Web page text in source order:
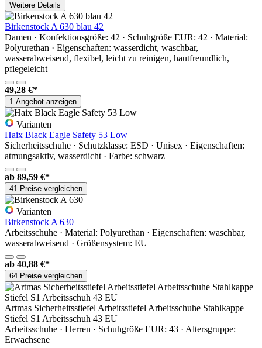
Weitere Details
Birkenstock A 630 blau 42
Damen · Konfektionsgröße: 42 · Schuhgröße EUR: 42 · Material:
Polyurethan · Eigenschaften: wasserdicht, waschbar,
wasserabweisend, flexibel, leicht zu reinigen, hautfreundlich,
pflegeleicht
49,28 €*
1 Angebot anzeigen
Varianten
Haix Black Eagle Safety 53 Low
Sicherheitsschuhe · Schutzklasse: ESD · Unisex · Eigenschaften:
atmungsaktiv, wasserdicht · Farbe: schwarz
ab 89,59 €*
41 Preise vergleichen
Varianten
Birkenstock A 630
Arbeitsschuhe · Material: Polyurethan · Eigenschaften: waschbar,
wasserabweisend · Größensystem: EU
ab 40,88 €*
64 Preise vergleichen
Artmas Sicherheitsstiefel Arbeitsstiefel Arbeitsschuhe Stahlkappe
Stiefel S1 Arbeitsschuh 43 EU
Arbeitsschuhe · Herren · Schuhgröße EUR: 43 · Altersgruppe:
Erwachsene